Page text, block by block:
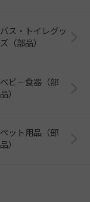
バス・トイレグッ
ズ（部品）
ベビー食器（部
品）
ペット用品（部
品）